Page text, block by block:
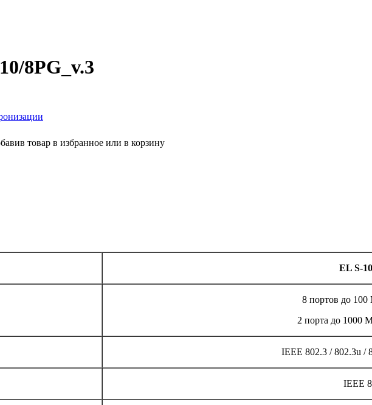
8PG_v.3
товар в избранное или в корзину
EL S-
8 портов до 100
2 порта до 1000
IEEE 802.3 / 802.3u /
IEEE